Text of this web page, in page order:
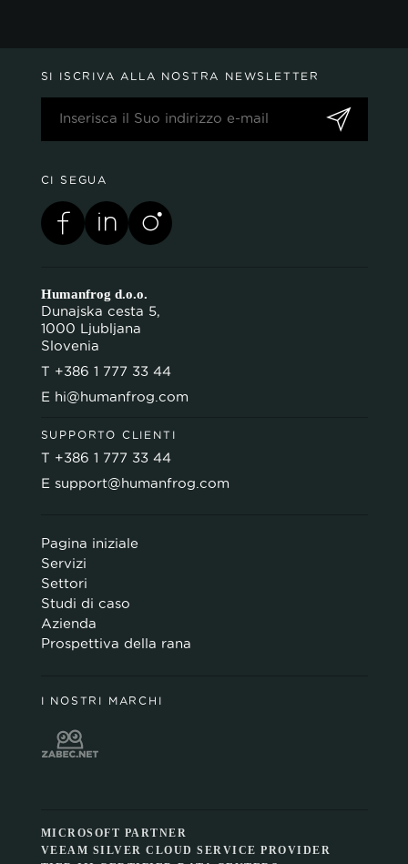
SI ISCRIVA ALLA NOSTRA NEWSLETTER
CI SEGUA
Humanfrog d.o.o.
Dunajska cesta 5,
1000 Ljubljana
Slovenia
T +386 1 777 33 44
E hi@humanfrog.com
SUPPORTO CLIENTI
T +386 1 777 33 44
E support@humanfrog.com
Pagina iniziale
Servizi
Settori
Studi di caso
Azienda
Prospettiva della rana
I NOSTRI MARCHI
MICROSOFT PARTNER
VEEAM SILVER CLOUD SERVICE PROVIDER